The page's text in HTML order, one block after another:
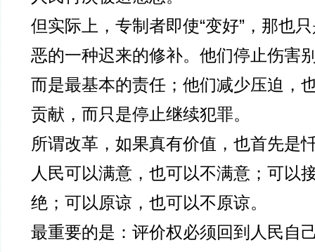
但实际上，专制者即使“变好”，那也
恶的一种迟来的修补。他们停止伤害
而是最基本的责任；他们减少压迫，
贡献，而只是停止继续犯罪。
所谓改革，如果真有价值，也首先是
人民可以满意，也可以不满意；可以
绝；可以原谅，也可以不原谅。
最重要的是：评价权必须回到人民自